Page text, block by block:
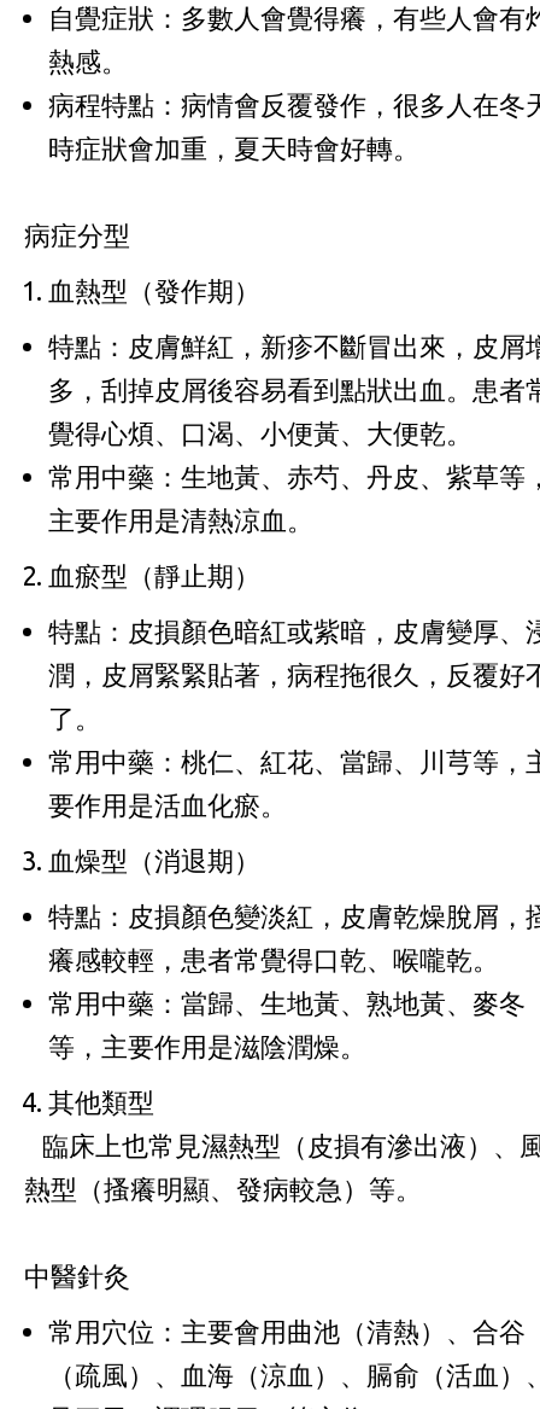
自覺症狀：多數人會覺得癢，有些人會有
熱感。
病程特點：病情會反覆發作，很多人在冬
時症狀會加重，夏天時會好轉。
病症分型
血熱型（發作期）
特點：皮膚鮮紅，新疹不斷冒出來，皮屑
多，刮掉皮屑後容易看到點狀出血。患者
覺得心煩、口渴、小便黃、大便乾。
常用中藥：生地黃、赤芍、丹皮、紫草等
主要作用是清熱涼血。
血瘀型（靜止期）
特點：皮損顏色暗紅或紫暗，皮膚變厚、
潤，皮屑緊緊貼著，病程拖很久，反覆好
了。
常用中藥：桃仁、紅花、當歸、川芎等，
要作用是活血化瘀。
血燥型（消退期）
特點：皮損顏色變淡紅，皮膚乾燥脫屑，
癢感較輕，患者常覺得口乾、喉嚨乾。
常用中藥：當歸、生地黃、熟地黃、麥冬
等，主要作用是滋陰潤燥。
其他類型
臨床上也常見濕熱型（皮損有滲出液）、
熱型（搔癢明顯、發病較急）等。
中醫針灸
常用穴位：主要會用曲池（清熱）、合谷
（疏風）、血海（涼血）、膈俞（活血）